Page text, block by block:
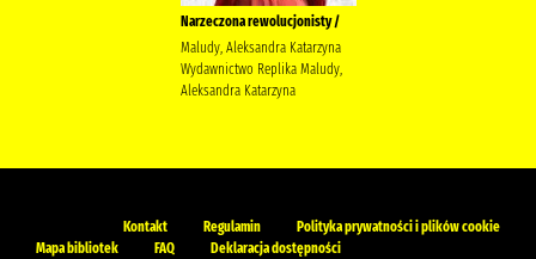
Narzeczona rewolucjonisty /
Maludy, Aleksandra Katarzyna
Wydawnictwo Replika Maludy,
Aleksandra Katarzyna
Kontakt Regulamin
Polityka prywatności i plików cookie
Mapa bibliotek
FAQ Deklaracja dostępności